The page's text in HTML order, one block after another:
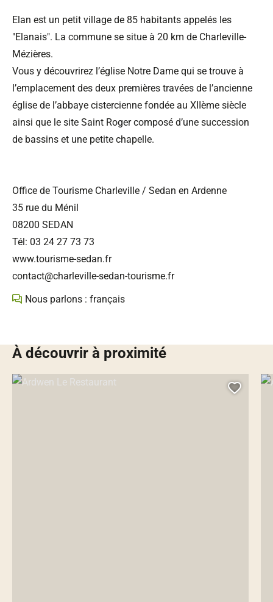
Elan est un petit village de 85 habitants appelés les
"Elanais". La commune se situe à 20 km de Charleville-
Mézières.
Vous y découvrirez l’église Notre Dame qui se trouve à
l’emplacement des deux premières travées de l’ancienne
église de l’abbaye cistercienne fondée au XIIème siècle
ainsi que le site Saint Roger composé d’une succession
de bassins et une petite chapelle.
Office de Tourisme Charleville / Sedan en Ardenne
35 rue du Ménil
08200 SEDAN
Tél: 03 24 27 73 73
www.tourisme-sedan.fr
contact@charleville-sedan-tourisme.fr
Nous parlons : français
À découvrir à proximité
Ardwen Le Restaurant, © Droits gérés – Le restaurant Arwen